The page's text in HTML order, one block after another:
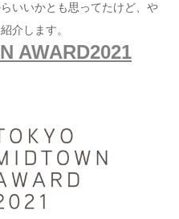
いいかとも思ってたけど、や
介します。
AWARD2021